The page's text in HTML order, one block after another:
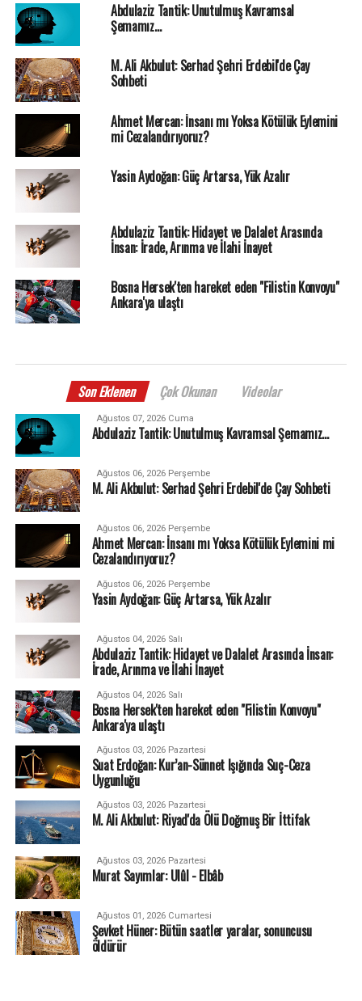
Abdulaziz Tantik: Unutulmuş Kavramsal
Şemamız…
M. Ali Akbulut: Serhad Şehri Erdebil'de Çay
Sohbeti
Ahmet Mercan: İnsanı mı Yoksa Kötülük Eylemini
mi Cezalandırıyoruz?
Yasin Aydoğan: Güç Artarsa, Yük Azalır
Abdulaziz Tantik: Hidayet ve Dalalet Arasında
İnsan: İrade, Arınma ve İlahi İnayet
Bosna Hersek'ten hareket eden "Filistin Konvoyu"
Ankara'ya ulaştı
Son Eklenen Çok Okunan Videolar
Ağustos 07, 2026 Cuma
Abdulaziz Tantik: Unutulmuş Kavramsal Şemamız…
Ağustos 06, 2026 Perşembe
M. Ali Akbulut: Serhad Şehri Erdebil'de Çay Sohbeti
Ağustos 06, 2026 Perşembe
Ahmet Mercan: İnsanı mı Yoksa Kötülük Eylemini mi
Cezalandırıyoruz?
Ağustos 06, 2026 Perşembe
Yasin Aydoğan: Güç Artarsa, Yük Azalır
Ağustos 04, 2026 Salı
Abdulaziz Tantik: Hidayet ve Dalalet Arasında İnsan:
İrade, Arınma ve İlahi İnayet
Ağustos 04, 2026 Salı
Bosna Hersek'ten hareket eden "Filistin Konvoyu"
Ankara'ya ulaştı
Ağustos 03, 2026 Pazartesi
Suat Erdoğan: Kur’an-Sünnet Işığında Suç-Ceza
Uygunluğu
Ağustos 03, 2026 Pazartesi
M. Ali Akbulut: Riyad'da Ölü Doğmuş Bir İttifak
Ağustos 03, 2026 Pazartesi
Murat Sayımlar: Ulûl - Elbâb
Ağustos 01, 2026 Cumartesi
Şevket Hüner: Bütün saatler yaralar, sonuncusu
öldürür